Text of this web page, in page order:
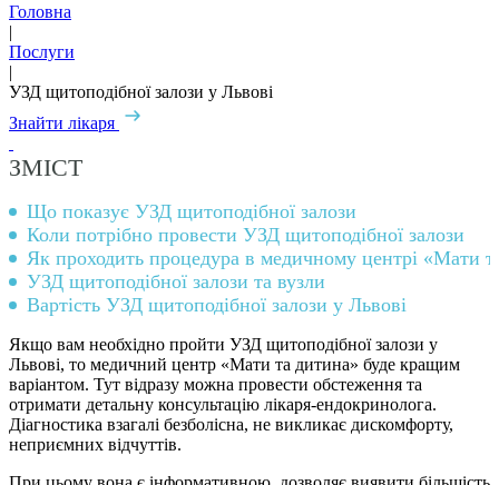
Головна
|
Послуги
|
УЗД щитоподібної залози у Львові
Знайти лікаря
ЗМІСТ
Що показує УЗД щитоподібної залози
Коли потрібно провести УЗД щитоподібної залози
Як проходить процедура в медичному центрі «Мати
УЗД щитоподібної залози та вузли
Вартість УЗД щитоподібної залози у Львові
Якщо вам необхідно пройти УЗД щитоподібної залози у
Львові, то медичний центр «Мати та дитина» буде кращим
варіантом. Тут відразу можна провести обстеження та
отримати детальну консультацію лікаря-ендокринолога.
Діагностика взагалі безболісна, не викликає дискомфорту,
неприємних відчуттів.